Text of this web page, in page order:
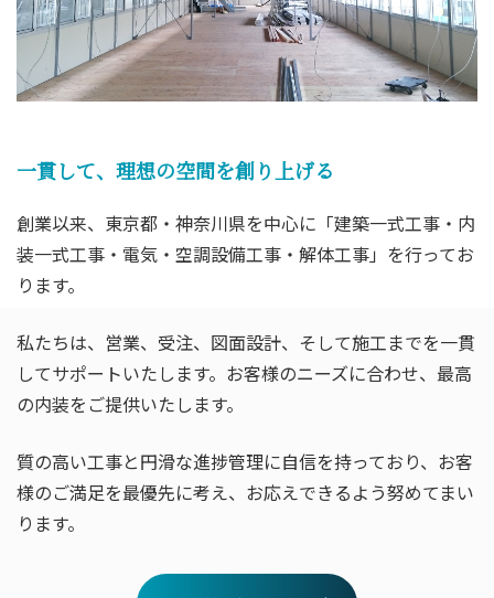
一貫して、理想の空間を創り上げる
創業以来、東京都・神奈川県を中心に「建築一式工事・内
装一式工事・電気・空調設備工事・解体工事」を行ってお
ります。
私たちは、営業、受注、図面設計、そして施工までを一貫
してサポートいたします。お客様のニーズに合わせ、最高
の内装をご提供いたします。
質の高い工事と円滑な進捗管理に自信を持っており、お客
様のご満足を最優先に考え、お応えできるよう努めてまい
ります。